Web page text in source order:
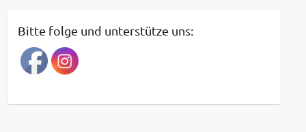
r
a
g
a
Bitte folge und unterstütze uns: